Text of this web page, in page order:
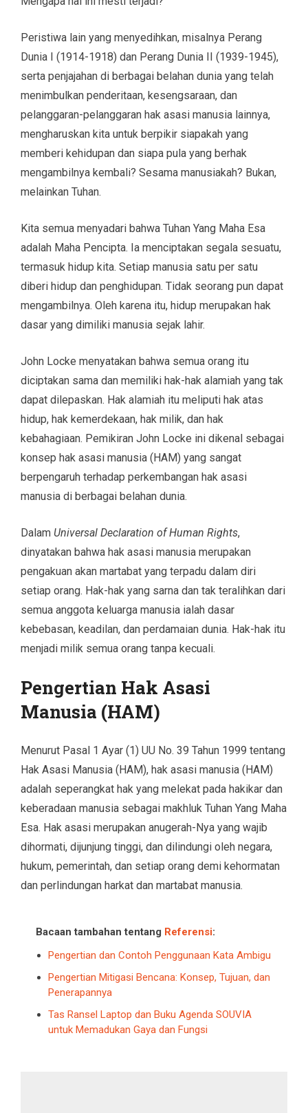
Peristiwa lain yang menyedihkan, misalnya Perang
Dunia I (1914-1918) dan Perang Dunia II (1939-1945),
serta penjajahan di berbagai belahan dunia yang telah
menimbulkan penderitaan, kesengsaraan, dan
pelanggaran-pelanggaran hak asasi manusia lainnya,
mengharuskan kita untuk berpikir siapakah yang
memberi kehidupan dan siapa pula yang berhak
mengambilnya kembali? Sesama manusiakah? Bukan,
melainkan Tuhan.
Kita semua menyadari bahwa Tuhan Yang Maha Esa
adalah Maha Pencipta. Ia menciptakan segala sesuatu,
termasuk hidup kita. Setiap manusia satu per satu
diberi hidup dan penghidupan. Tidak seorang pun dapat
mengambilnya. Oleh karena itu, hidup merupakan hak
dasar yang dimiliki manusia sejak lahir.
John Locke menyatakan bahwa semua orang itu
diciptakan sama dan memiliki hak-hak alamiah yang tak
dapat dilepaskan. Hak alamiah itu meliputi hak atas
hidup, hak kemerdekaan, hak milik, dan hak
kebahagiaan. Pemikiran John Locke ini dikenal sebagai
konsep hak asasi manusia (HAM) yang sangat
berpengaruh terhadap perkembangan hak asasi
manusia di berbagai belahan dunia.
Dalam Universal Declaration of Human Rights,
dinyatakan bahwa hak asasi manusia merupakan
pengakuan akan martabat yang terpadu dalam diri
setiap orang. Hak-hak yang sarna dan tak teralihkan dari
semua anggota keluarga manusia ialah dasar
kebebasan, keadilan, dan perdamaian dunia. Hak-hak itu
menjadi milik semua orang tanpa kecuali.
Pengertian Hak Asasi
Manusia (HAM)
Menurut Pasal 1 Ayar (1) UU No. 39 Tahun 1999 tentang
Hak Asasi Manusia (HAM), hak asasi manusia (HAM)
adalah seperangkat hak yang melekat pada hakikar dan
keberadaan manusia sebagai makhluk Tuhan Yang Maha
Esa. Hak asasi merupakan anugerah-Nya yang wajib
dihormati, dijunjung tinggi, dan dilindungi oleh negara,
hukum, pemerintah, dan setiap orang demi kehormatan
dan perlindungan harkat dan martabat manusia.
Bacaan tambahan tentang Referensi:
Pengertian dan Contoh Penggunaan Kata Ambigu
Pengertian Mitigasi Bencana: Konsep, Tujuan, dan
Penerapannya
Tas Ransel Laptop dan Buku Agenda SOUVIA
untuk Memadukan Gaya dan Fungsi